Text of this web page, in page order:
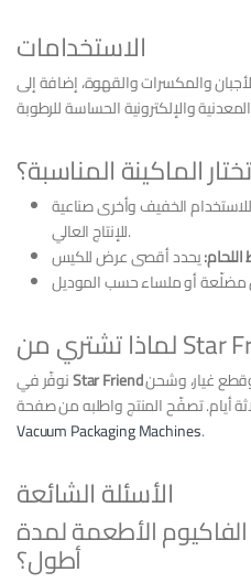
الاستخدامات
والمكسرات والقهوة، إضافة إلى
الماكينة المناسبة؟
الخفيف وأخرى صناعية
للإنتاج العالي.
Star Friendمنتجات أصلية مع ضمان ودعم فني وقطع غيار، وشحن
أيام. تصفّح المنتج واطلبه من صفحة
Vacuum Packaging Machines.
الأسئلة الشائعة
الأطعمة لمدة
أطول؟